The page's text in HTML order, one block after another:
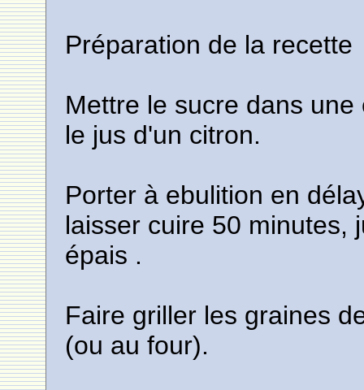
Préparation de la recette
Mettre le sucre dans
le jus d'un citron.
Porter à ebulition en
laisser cuire 50 minutes,
épais .
Faire griller les graines
(ou au four).